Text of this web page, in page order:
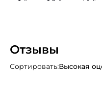
Отзывы
Сортировать:Высокая